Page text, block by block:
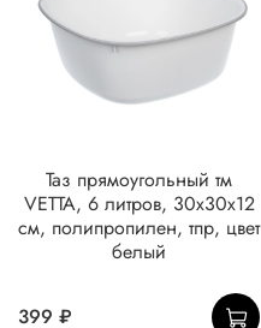
Таз прямоугольный тм
VETTA, 6 литров, 30х30х12
см, полипропилен, тпр, цвет
белый
399 ₽